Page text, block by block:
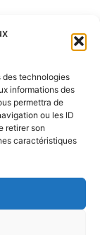
des technologies
informations des
permettra de
ou les ID
retirer son
caractéristiques